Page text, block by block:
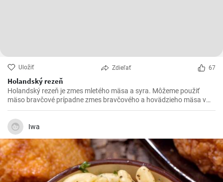
Uložiť Zdieľať 67
Holandský rezeň
Holandský rezeň je zmes mletého mäsa a syra. Môžeme použiť
mäso bravčové prípadne zmes bravčového a hovädzieho mäsa v
pomere 2 : 1.
Iwa